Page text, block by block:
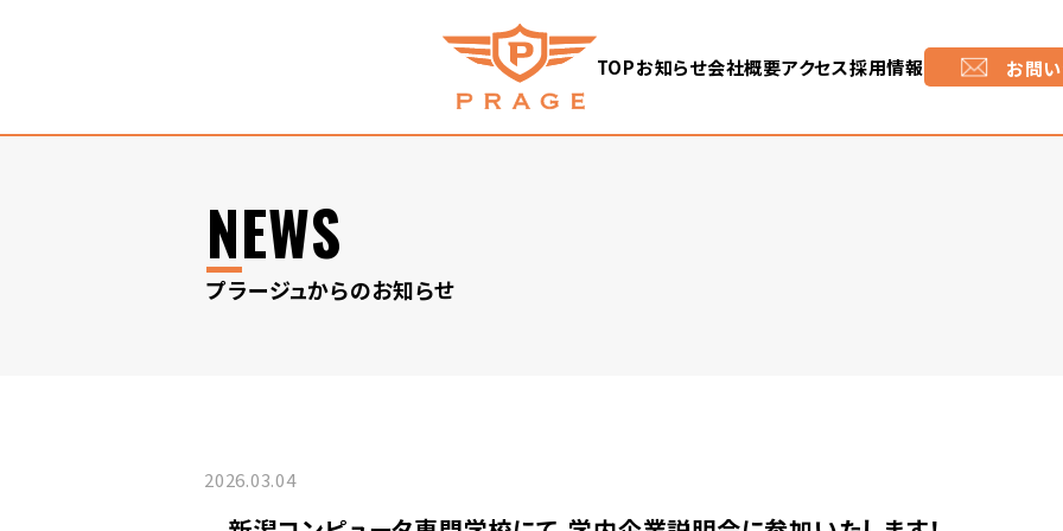
TOPお知らせ会社概要アクセス採用情報 お問
NEWS
プラージュからのお知らせ
2026.03.04